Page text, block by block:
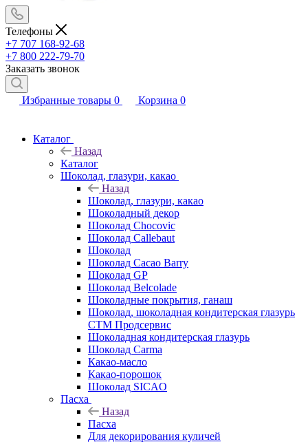
Телефоны
+7 707 168-92-68
+7 800 222-79-70
Заказать звонок
Избранные товары 0 Корзина 0
Каталог
Назад
Каталог
Шоколад, глазури, какао
Назад
Шоколад, глазури, какао
Шоколадный декор
Шоколад Chocovic
Шоколад Callebaut
Шоколад
Шоколад Cacao Barry
Шоколад GP
Шоколад Belcolade
Шоколадные покрытия, ганаш
Шоколад, шоколадная кондитерская глазурь
СТМ Продсервис
Шоколадная кондитерская глазурь
Шоколад Carma
Какао-масло
Какао-порошок
Шоколад SICAO
Пасха
Назад
Пасха
Для декорирования куличей